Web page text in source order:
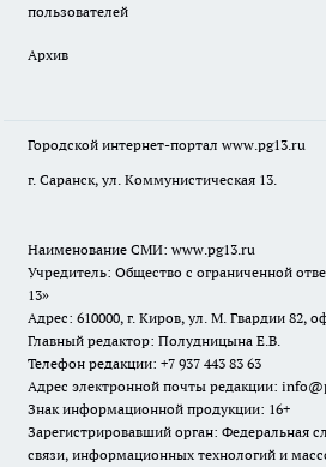
пользователей
Архив
Городской интернет-портал www.pg13.ru
г. Саранск, ул. Коммунистическая 13.
Наименование СМИ: www.pg13.ru
Учредитель: Общество с ограниченной
13»
Адрес: 610000, г. Киров, ул. М. Гвардии 82,
Главный редактор: Полудницына Е.В.
Телефон редакции: +7 937 443 83 63
Адрес электронной почты редакции:
Знак информационной продукции: 16+
Зарегистрировавший орган: Федеральная
связи, информационных технологий и